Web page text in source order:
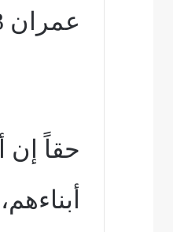
عمران 113، 114).
حقاً إن